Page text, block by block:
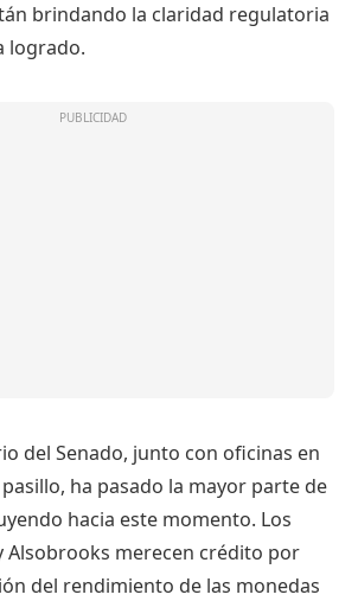
brindando la claridad regulatoria
logrado.
del Senado, junto con oficinas en
ha pasado la mayor parte de
hacia este momento. Los
Alsobrooks merecen crédito por
del rendimiento de las monedas